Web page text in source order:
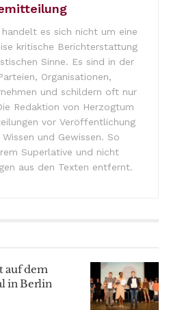
es sich nicht um eine
kritische Berichterstattung
Sinne. Es sind in der
Organisationen,
und schildern oft nur
Redaktion von Herzogtum
vor Veröffentlichung
und Gewissen. So
Superlative und nicht
aus den Texten entfernt.
auf dem
in Berlin